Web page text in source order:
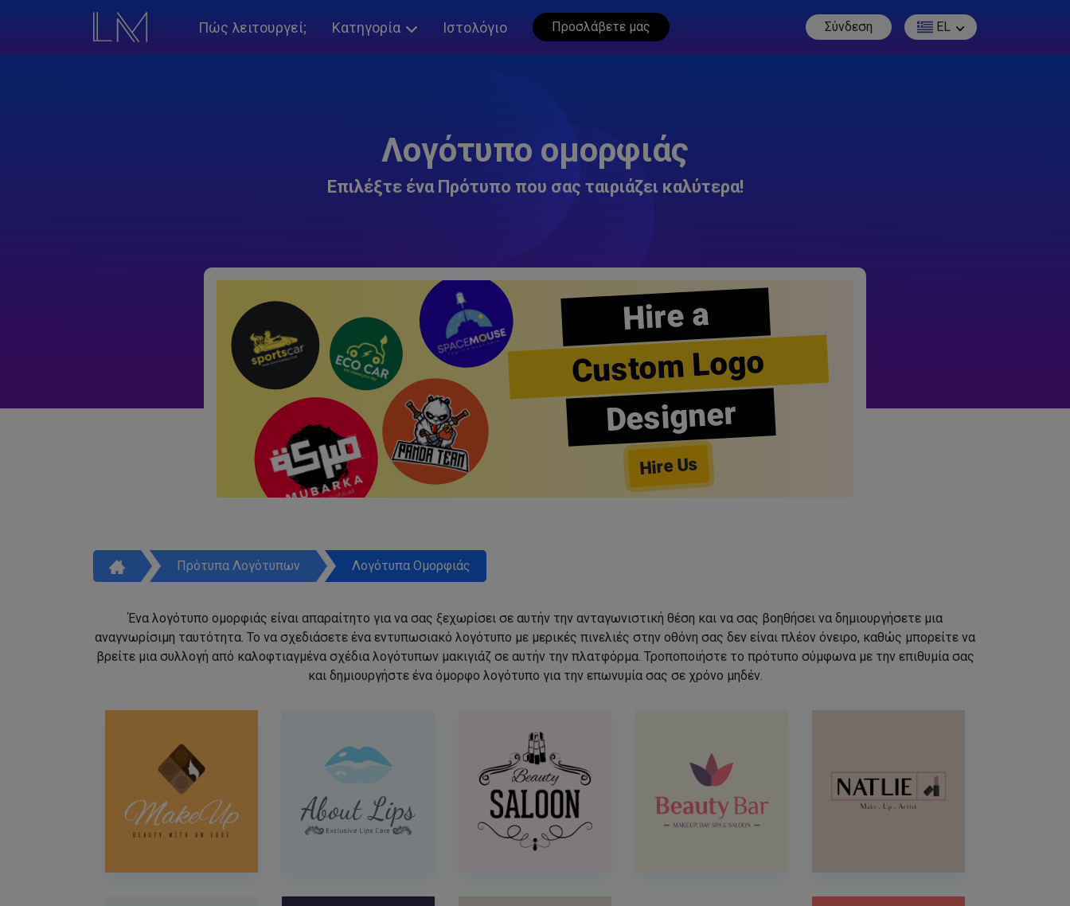
Πώς λειτουργεί; Κατηγορία Ιστολόγιο Προσλάβετε μας Σύνδεση EL
Λογότυπο ομορφιάς
Επιλέξτε ένα Πρότυπο που σας ταιριάζει καλύτερα!
Hire a
Custom Logo
Designer
Hire Us
Πρότυπα Λογότυπων Λογότυπα Ομορφιάς
Ένα λογότυπο ομορφιάς είναι απαραίτητο για να σας ξεχωρίσει σε αυτήν την ανταγωνιστική θέση και να σας βοηθήσει να δημιουργήσετε μια
αναγνωρίσιμη ταυτότητα. Το να σχεδιάσετε ένα εντυπωσιακό λογότυπο με μερικές πινελιές στην οθόνη σας δεν είναι πλέον όνειρο, καθώς μπορείτε να
βρείτε μια συλλογή από καλοφτιαγμένα σχέδια λογότυπων μακιγιάζ σε αυτήν την πλατφόρμα. Τροποποιήστε το πρότυπο σύμφωνα με την επιθυμία σας
και δημιουργήστε ένα όμορφο λογότυπο για την επωνυμία σας σε χρόνο μηδέν.